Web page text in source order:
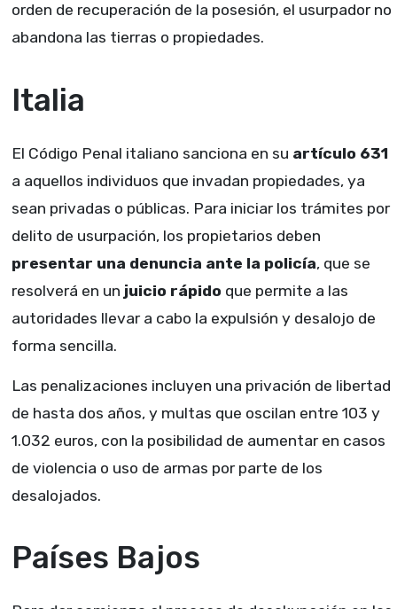
orden de recuperación de la posesión, el usurpador no
abandona las tierras o propiedades.
Italia
El Código Penal italiano sanciona en su artículo 631
a aquellos individuos que invadan propiedades, ya
sean privadas o públicas. Para iniciar los trámites por
delito de usurpación, los propietarios deben
presentar una denuncia ante la policía, que se
resolverá en un juicio rápido que permite a las
autoridades llevar a cabo la expulsión y desalojo de
forma sencilla.
Las penalizaciones incluyen una privación de libertad
de hasta dos años, y multas que oscilan entre 103 y
1.032 euros, con la posibilidad de aumentar en casos
de violencia o uso de armas por parte de los
desalojados.
Países Bajos